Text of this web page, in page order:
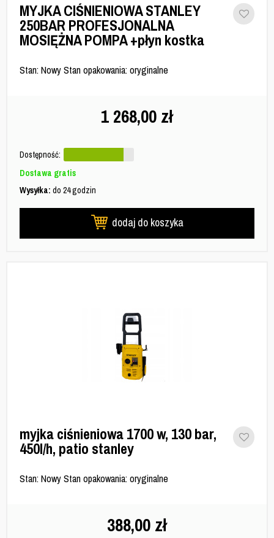
MYJKA CIŚNIENIOWA STANLEY
250BAR PROFESJONALNA
MOSIĘŻNA POMPA +płyn kostka
Stan: Nowy Stan opakowania: oryginalne
1 268,00 zł
Dostępność:
Dostawa gratis
Wysyłka: do 24 godzin
dodaj do koszyka
myjka ciśnieniowa 1700 w, 130 bar,
450l/h, patio stanley
Stan: Nowy Stan opakowania: oryginalne
388,00 zł